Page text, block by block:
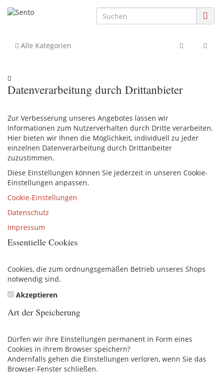
Alle Kategorien
Datenverarbeitung durch Drittanbieter
Zur Verbesserung unseres Angebotes lassen wir
Informationen zum Nutzerverhalten durch Dritte verarbeiten.
Hier bieten wir Ihnen die Möglichkeit, individuell zu jeder
einzelnen Datenverarbeitung durch Drittanbeiter
zuzustimmen.
Diese Einstellungen können Sie jederzeit in unseren Cookie-
Einstellungen anpassen.
Cookie-Einstellungen
Datenschutz
Impressum
Essentielle Cookies
Cookies, die zum ordnungsgemäßen Betrieb unseres Shops
notwendig sind.
Akzeptieren
Art der Speicherung
Dürfen wir ihre Einstellungen permanent in Form eines
Cookies in ihrem Browser speichern?
Andernfalls gehen die Einstellungen verloren, wenn Sie das
Browser-Fenster schließen.